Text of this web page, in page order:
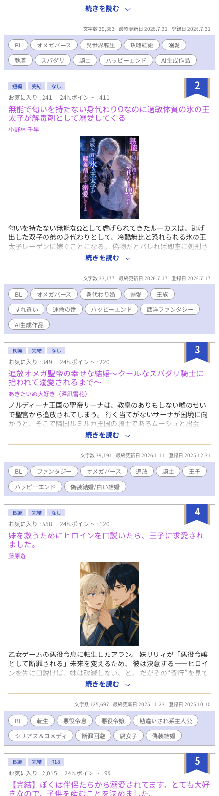
の自由を守るため、王国最強と謳われる筆頭騎士クロード・ヴァ
ルツに偽装結婚を持ちかける。 冷酷無比な「氷の騎士」として知
られる彼を盾にし、辺境の地で静かに暮らすはずだった。 しか
し、かりそめの契約を結んだその日から、クロードの様子はおか
しい。 「私が欲しかったのは、貴方だけだ」 冷徹な仮面の下に隠
されていたのは、十年前からルシアンだけを思い続けてきた狂お
しいほどの執着と、激重な愛情だった。 甘いフェロモンに抗いな
がらも、彼の不器用で深い愛に少しずつ心を開いていくルシア
ン。 王宮の陰謀が二人に迫る時、氷の騎士は愛する者を守るた
め、その圧倒的な力を解放する。 運命に抗う王子と、彼にすべて
を捧げる騎士が紡ぐ、極上の異世界オメガバース・ラブストーリ
ー。
続きを読む
文字数 39,363 最終更新日 2026.7.31 登録日 2026.7.31
BL オメガバース 異世界転生 政略結婚
溺愛
執着
スパダリ 騎士 ハッピーエンド AI生成作品
2
短編 完結 なし
お気に入り : 241 24h.ポイント : 411
無能で匂いを持たない身代わりΩなのに過敏体質の氷の王
太子が解毒剤として溺愛してくる
小野林 千早
匂いを持たない無能なΩとして虐げられてきたルーカスは、逃げ
出した双子の弟の身代わりとして、冷酷無比と恐れられる氷の王
太子レーゲンに嫁ぐことになる。 偽物だとバレれば即座に処刑さ
れる絶望の初夜。しかし、彼を待っていたのは予想外の真実だっ
た。 極度の過敏体質でΩの匂いに苦しめられてきたレーゲンにと
って、無臭のルーカスは唯一正気を保てる至上の解毒剤だったの
だ。 互いの利害が一致した偽装結婚。しかし、触れ合う温もりの
中で、二人は次第に惹かれ合っていく。 そんな中、ルーカスに遅
すぎる発情期が訪れ、完璧だった関係に破滅の足音が忍び寄る。
身代わりから始まる、不器用な二人の溺愛オメガバースファンタ
ジー。
続きを読む
文字数 33,177 最終更新日 2026.7.17 登録日 2026.7.17
BL オメガバース 身代わり婚 溺愛
王族
すれ違い
運命の番 ハッピーエンド
西洋ファンタジー
AI生成作品
3
長編 完結 なし
お気に入り : 349 24h.ポイント : 220
追放オメガ聖帝の幸せな結婚〜クールなスパダリ騎士に
拾われて溺愛されるまで〜
あきたいぬ大好き（深凪雪花）
ノルディーナ王国の聖帝サーナは、教皇のありもしない嘘のせい
で聖宮から追放されてしまう。 行く当てがないサーナが国境に向
かうと、そこで隣国ルミルカ王国の騎士であるムーシュと出会
う。ムーシュから諸事情により偽装結婚を提案されて、サーナは
期限付きの偽装結婚ならばよいと承諾し、一時的に保護してもら
うことに。 異国暮らしに慣れていく中で、やがてムーシュから溺
愛されるようになり……？
続きを読む
文字数 39,191 最終更新日 2026.1.11 登録日 2025.12.31
BL ファンタジー オメガバース 追放 騎士
王子
ハッピーエンド
偽装結婚/白い結婚
4
長編 完結 なし
お気に入り : 558 24h.ポイント : 120
妹を救うためにヒロインを口説いたら、王子に求愛され
ました。
藤原遊
乙女ゲームの悪役令息に転生したアラン。 妹リリィが「悪役令嬢
として断罪される」未来を変えるため、 彼は決意する――ヒロイ
ンを先に口説けば、妹は破滅しない、と。 だがその“奇行”を見て
いた王太子シリウスが、 なぜかアラン本人に興味を持ち始める。
「君は、なぜそこまで必死なんだ？」 「妹のためです！」 ……噛
み合わないはずの会話が、少しずつ心を動かしていく。 妹は完璧
令嬢、でも内心は隠れ腐女子。 ヒロインは巻き込まれて腐女子覚
醒。 そして王子と悪役令息は、誰も知らない“仮面の恋”へ――。
断罪回避から始まる勘違い転生BL×宮廷ラブストーリー。 誰も不
幸にならない、偽りと真実のハッピーエンド。
続きを読む
文字数 125,697 最終更新日 2025.11.23 登録日 2025.10.10
BL 転生 悪役令息 悪役令嬢
勘違いされ系主人公
シリアス＆コメディ
断罪回避 腐女子 偽装結婚
5
長編 完結 R18
お気に入り : 2,015 24h.ポイント : 99
【完結】ぼくは伴侶たちから溺愛されてます。とても大好
きなので、子供を産むことを決めました。